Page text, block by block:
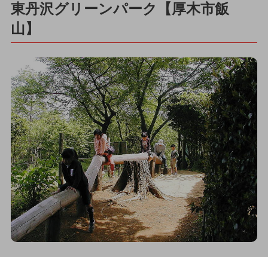
東丹沢グリーンパーク【厚木市飯
山】